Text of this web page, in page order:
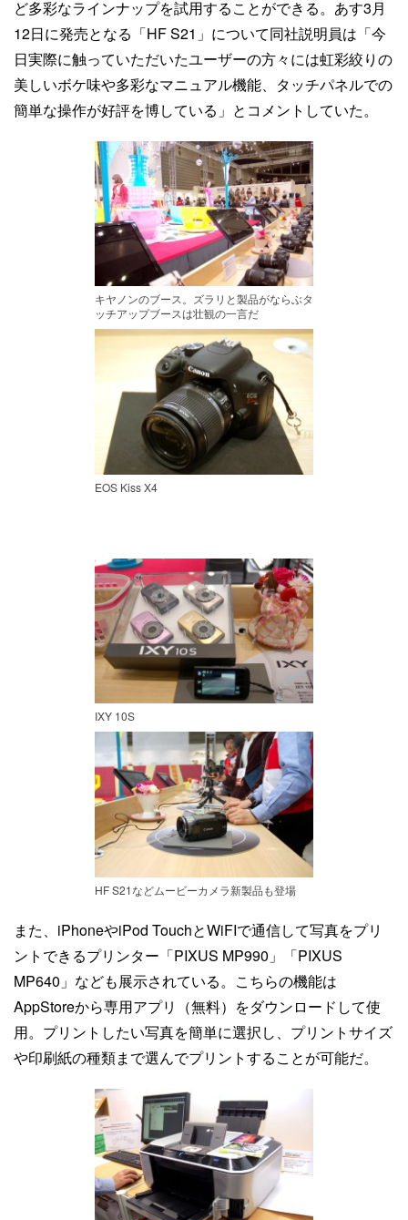
ど多彩なラインナップを試用することができる。あす3月
12日に発売となる「HF S21」について同社説明員は「今
日実際に触っていただいたユーザーの方々には虹彩絞りの
美しいボケ味や多彩なマニュアル機能、タッチパネルでの
簡単な操作が好評を博している」とコメントしていた。
キヤノンのブース。ズラリと製品がならぶタ
ッチアップブースは壮観の一言だ
EOS Kiss X4
IXY 10S
HF S21などムービーカメラ新製品も登場
また、iPhoneやiPod TouchとWiFIで通信して写真をプリ
ントできるプリンター「PIXUS MP990」「PIXUS
MP640」なども展示されている。こちらの機能は
AppStoreから専用アプリ（無料）をダウンロードして使
用。プリントしたい写真を簡単に選択し、プリントサイズ
や印刷紙の種類まで選んでプリントすることが可能だ。